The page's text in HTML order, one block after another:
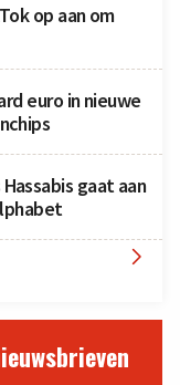
op aan om
euro in nieuwe
gaat aan
